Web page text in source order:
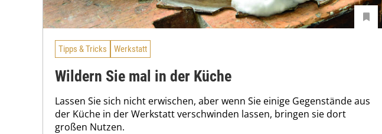
Tipps & Tricks Werkstatt
Wildern Sie mal in der Küche
Lassen Sie sich nicht erwischen, aber wenn Sie einige Gegenstände aus
der Küche in der Werkstatt verschwinden lassen, bringen sie dort
großen Nutzen.